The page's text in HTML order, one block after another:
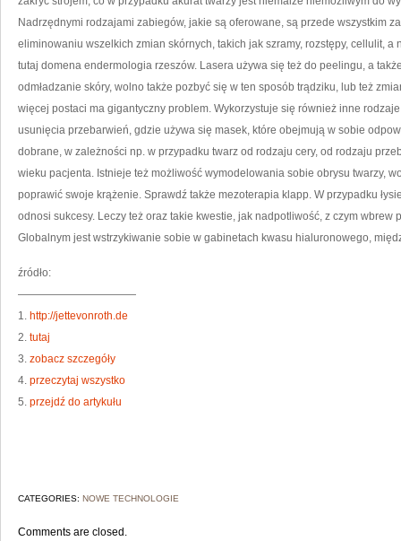
Nadrzędnymi rodzajami zabiegów, jakie są oferowane, są przede wszystkim
eliminowaniu wszelkich zmian skórnych, takich jak szramy, rozstępy, cellulit, a
tutaj domena endermologia rzeszów. Lasera używa się też do peelingu, a
odmładzanie skóry, wolno także pozbyć się w ten sposób trądziku, lub też
więcej postaci ma gigantyczny problem. Wykorzystuje się również inne
usunięcia przebarwień, gdzie używa się masek, które obejmują w sobie
dobrane, w zależności np. w przypadku twarz od rodzaju cery, od rodzaju
wieku pacjenta. Istnieje też możliwość wymodelowania sobie obrysu twarzy,
poprawić swoje krążenie. Sprawdź także mezoterapia klapp. W przypadku
odnosi sukcesy. Leczy też oraz takie kwestie, jak nadpotliwość, z czym
Globalnym jest wstrzykiwanie sobie w gabinetach kwasu hialuronowego,
źródło:
———————————
1. http://jettevonroth.de
2. tutaj
3. zobacz szczegóły
4. przeczytaj wszystko
5. przejdź do artykułu
CATEGORIES: NOWE TECHNOLOGIE
Comments are closed.